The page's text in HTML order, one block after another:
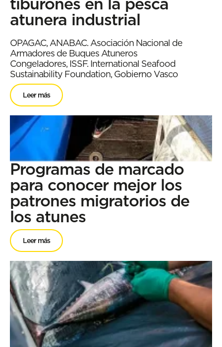
atunera industrial
OPAGAC, ANABAC. Asociación Nacional de
Armadores de Buques Atuneros
Congeladores, ISSF. International Seafood
Sustainability Foundation, Gobierno Vasco
Leer más
Programas de marcado
para conocer mejor los
patrones migratorios de
los atunes
Leer más